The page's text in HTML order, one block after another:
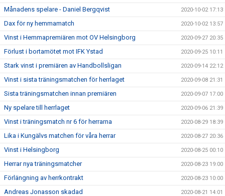
Månadens spelare - Daniel Bergqvist 2020-10-02 17:13
Dax för ny hemmamatch 2020-10-02 13:57
Vinst i Hemmapremiären mot OV Helsingborg 2020-09-27 20:35
Förlust i bortamötet mot IFK Ystad 2020-09-25 10:11
Stark vinst i premiären av Handbollsligan 2020-09-14 22:12
Vinst i sista träningsmatchen för herrlaget 2020-09-08 21:31
Sista träningsmatchen innan premiären 2020-09-07 17:00
Ny spelare till herrlaget 2020-09-06 21:39
Vinst i träningsmatch nr 6 för herrarna 2020-08-29 18:39
Lika i Kungälvs matchen för våra herrar 2020-08-27 20:36
Vinst i Helsingborg 2020-08-25 00:10
Herrar nya träningsmatcher 2020-08-23 19:00
Förlängning av herrkontrakt 2020-08-23 10:00
Andreas Jonasson skadad 2020-08-21 14:01